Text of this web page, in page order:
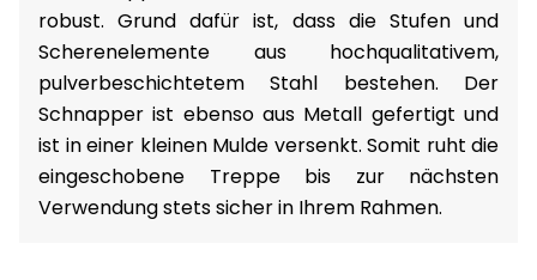
robust. Grund dafür ist, dass die Stufen und
Scherenelemente aus hochqualitativem,
pulverbeschichtetem Stahl bestehen. Der
Schnapper ist ebenso aus Metall gefertigt und
ist in einer kleinen Mulde versenkt. Somit ruht die
eingeschobene Treppe bis zur nächsten
Verwendung stets sicher in Ihrem Rahmen.